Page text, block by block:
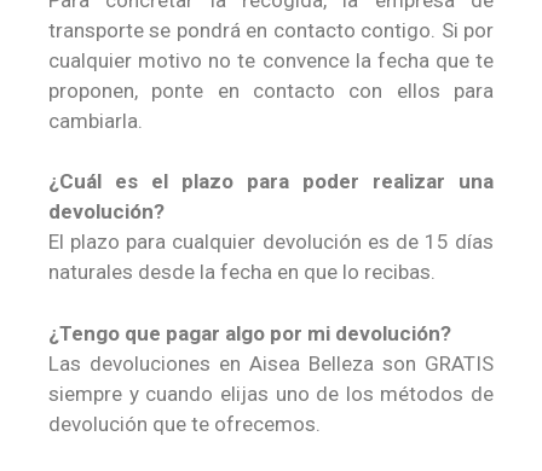
transporte se pondrá en contacto contigo. Si por
cualquier motivo no te convence la fecha que te
proponen, ponte en contacto con ellos para
cambiarla.
¿Cuál es el plazo para poder realizar una
devolución?
El plazo para cualquier devolución es de 15 días
naturales desde la fecha en que lo recibas.
¿Tengo que pagar algo por mi devolución?
Las devoluciones en Aisea Belleza son GRATIS
siempre y cuando elijas uno de los métodos de
devolución que te ofrecemos.